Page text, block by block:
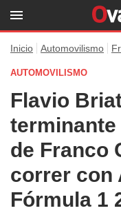
Inicio Automovilismo
AUTOMOVILISMO
Flavio
de Franco
correr con
Fórmula 1